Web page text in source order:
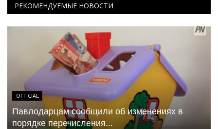
РЕКОМЕНДУЕМЫЕ НОВОСТИ
OFFICIAL
Павлодарцам сообщили об изменениях в
порядке перечисления...